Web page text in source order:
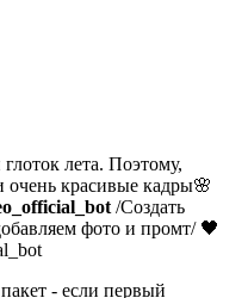
лета. Поэтому,
очень красивые кадры🌸
/Создать
фото и промт/ 🖤
- если первый